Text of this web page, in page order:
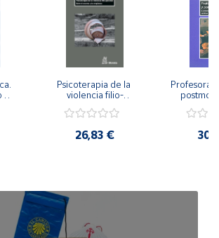
Psicoterapia de la
violencia filio-
secreto y la
26,83 €